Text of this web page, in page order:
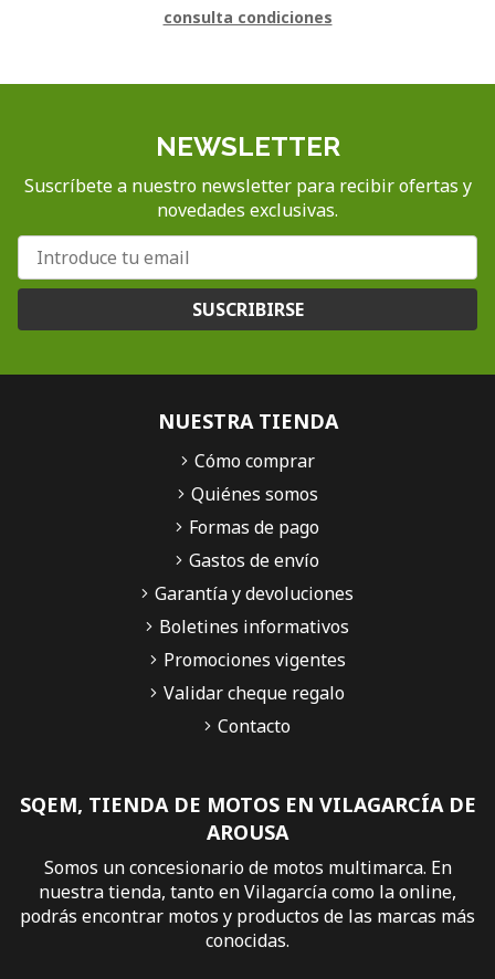
consulta condiciones
NEWSLETTER
Suscríbete a nuestro newsletter para recibir ofertas y
novedades exclusivas.
SUSCRIBIRSE
SQEM, TIENDA DE MOTOS EN VILAGARCÍA DE
AROUSA
Somos un concesionario de motos multimarca. En
nuestra tienda, tanto en Vilagarcía como la online,
podrás encontrar motos y productos de las marcas más
conocidas.
NUESTRA TIENDA
Cómo comprar
Quiénes somos
Formas de pago
Gastos de envío
Garantía y devoluciones
Boletines informativos
Promociones vigentes
Validar cheque regalo
Contacto